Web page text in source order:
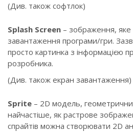
(Див. також софтлок)
Splash Screen – зображення, яке
завантаження програми/гри.
просто картинка з інформацією
розробника.
(Див. також екран завантаження)
Sprite – 2D модель,
найчастіше, як растрове
спрайтів можна створювати 2D